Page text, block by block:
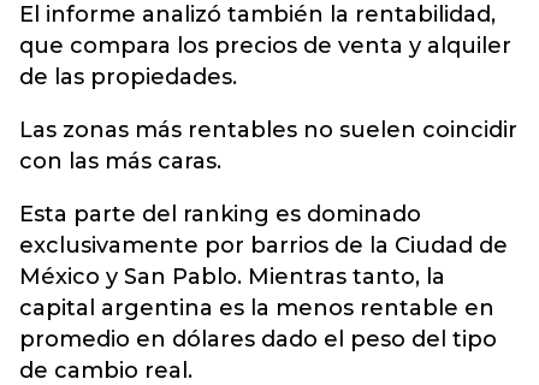
El informe analizó también la rentabilidad,
que compara los precios de venta y alquiler
de las propiedades.
Las zonas más rentables no suelen coincidir
con las más caras.
Esta parte del ranking es dominado
exclusivamente por barrios de la Ciudad de
México y San Pablo. Mientras tanto, la
capital argentina es la menos rentable en
promedio en dólares dado el peso del tipo
de cambio real.